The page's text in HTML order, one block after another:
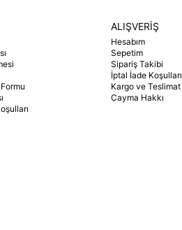
ALIŞVERİŞ
Hesabım
Sepetim
Sipariş Takibi
İptal İade Koşulları
Kargo ve Teslimat
Cayma Hakkı